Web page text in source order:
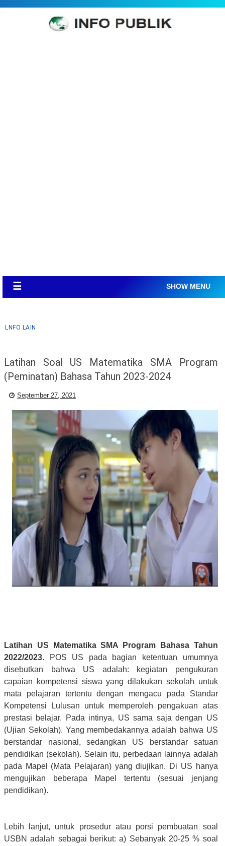
☰ SHOW MENU
LNFO LAIN
Latihan Soal US Matematika SMA Program
(Peminatan) Bahasa Tahun 2023-2024
September 27, 2021
Latihan US Matematika SMA Program Bahasa Tahun
2022/2023. POS US pada bagian ketentuan umumnya
disebutkan bahwa US adalah: kegiatan pengukuran
capaian kompetensi siswa yang dilakukan sekolah untuk
mata pelajaran tertentu dengan mengacu pada Standar
Kompetensi Lulusan untuk memperoleh pengakuan atas
prestasi belajar. Pada intinya, US sama saja dengan US
(Ujian Sekolah). Yang membedakannya adalah bahwa US
berstandar nasional, sedangkan US berstandar satuan
pendidikan (sekolah). Selain itu, perbedaan lainnya adalah
pada Mapel (Mata Pelajaran) yang diujikan. Di US hanya
mengujikan beberapa Mapel tertentu (sesuai jenjang
pendidikan).
Lebih lanjut, untuk prosedur atau porsi pembuatan soal
USBN adalah sebagai berikut: a) Sebanyak 20-25 % soal